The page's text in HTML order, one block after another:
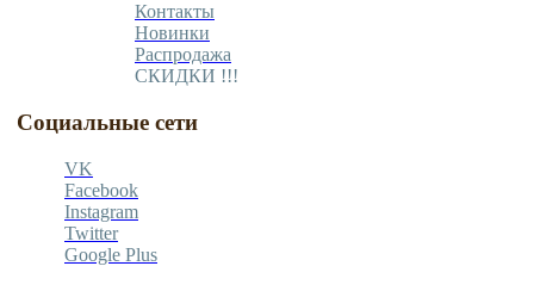
Контакты
Новинки
Распродажа
СКИДКИ !!!
Социальные сети
VK
Facebook
Instagram
Twitter
Google Plus